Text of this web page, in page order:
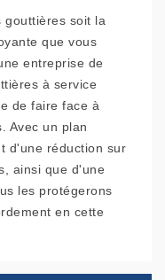
gouttières soit la
que vous
entreprise de
à service
de faire face à
Avec un plan
d'une réduction sur
ainsi que d'une
les protégerons
en cette